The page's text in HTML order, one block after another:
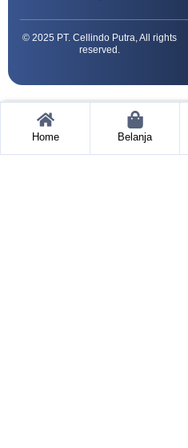
© 2025 PT. Cellindo Putra, All rights
reserved.
Home Belanja